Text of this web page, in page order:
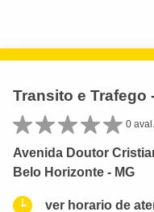
Transito e Trafego
0 aval.
Avenida Doutor
Belo Horizonte - MG
ver horario de